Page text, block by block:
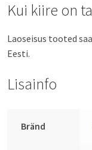
Kui kiire on
Laoseisus tooted
Eesti.
Lisainfo
Bränd